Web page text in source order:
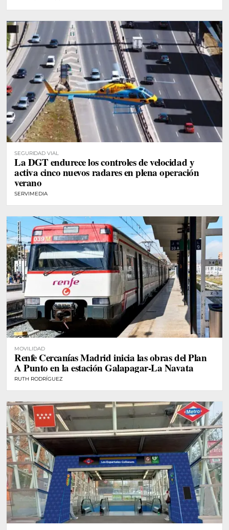
SEGURIDAD VIAL
La DGT endurece los controles de velocidad y
activa cinco nuevos radares en plena operación
verano
SERVIMEDIA
MOVILIDAD
Renfe Cercanías Madrid inicia las obras del Plan
A Punto en la estación Galapagar-La Navata
RUTH RODRÍGUEZ